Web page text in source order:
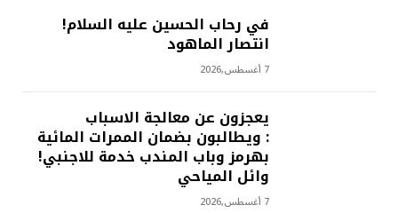
في رحاب الحسين عليه السلام!
انتصار الماهود
7 أغسطس,2026
يعجزون عن معالجة الاسباب
: ويطالبون بضمان الممرات المائية
بهرمز وباب المندب خدمة للاجنبي!
وائل المياحي
7 أغسطس,2026